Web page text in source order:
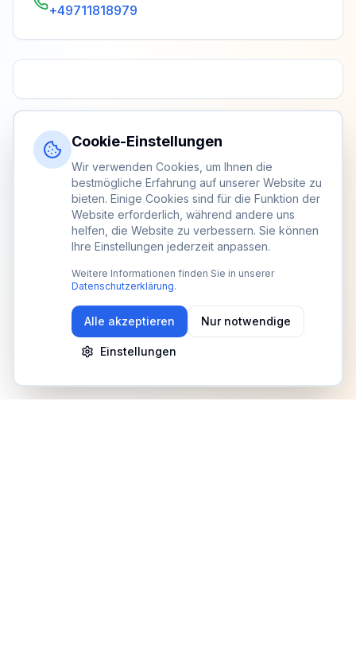
+49711818979
Cookie-Einstellungen
Wir verwenden Cookies, um Ihnen die
bestmögliche Erfahrung auf unserer Website zu
bieten. Einige Cookies sind für die Funktion der
Website erforderlich, während andere uns
helfen, die Website zu verbessern. Sie können
Ihre Einstellungen jederzeit anpassen.
Weitere Informationen finden Sie in unserer
Datenschutzerklärung.
Alle akzeptieren Nur notwendige
Einstellungen